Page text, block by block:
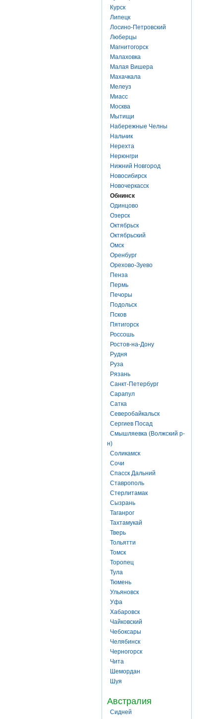
Курск
Липецк
Лосино-Петровский
Люберцы
Магнитогорск
Малаховка
Малая Вишера
Махачкала
Мелеуз
Миасс
Москва
Мытищи
Набережные Челны
Нальчик
Нерехта
Нерюнгри
Нижний Новгород
Новосибирск
Новочеркасск
Обнинск
Одинцово
Озерск
Октябрьск
Октябрьский
Омск
Оренбург
Орехово-Зуево
Пенза
Пермь
Печоры
Подольск
Псков
Пятигорск
Россошь
Ростов-на-Дону
Рудня
Руза
Рязань
Санкт-Петербург
Сарапул
Сатка
Северобайкальск
Сергиев Посад
Смышляевка (Волжский р-
н)
Соликамск
Сочи
Спасск Дальний
Ставрополь
Стерлитамак
Сызрань
Таганрог
Тахтамукай
Тверь
Тольятти
Томск
Торопец
Тула
Тюмень
Ульяновск
Уфа
Хабаровск
Чайковский
Чебоксары
Челябинск
Черногорск
Чита
Шемордан
Шуя
Австралия
Сидней